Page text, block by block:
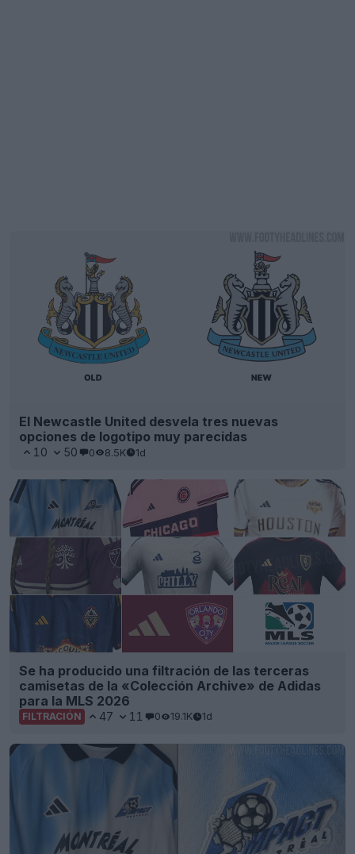
El Newcastle United desvela tres nuevas
opciones de logotipo muy parecidas
10 50 0 8.5K 1d
Se ha producido una filtración de las terceras
camisetas de la «Colección Archive» de Adidas
para la MLS 2026
FILTRACIÓN 47 11 0 19.1K 1d